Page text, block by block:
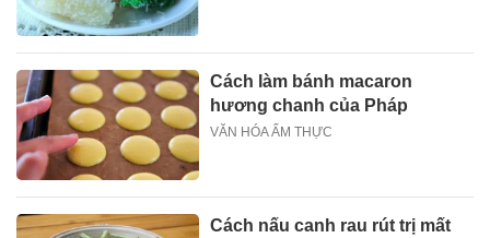
Cách làm bánh macaron
hương chanh của Pháp
VĂN HÓA ẨM THỰC
Cách nấu canh rau rút trị mất